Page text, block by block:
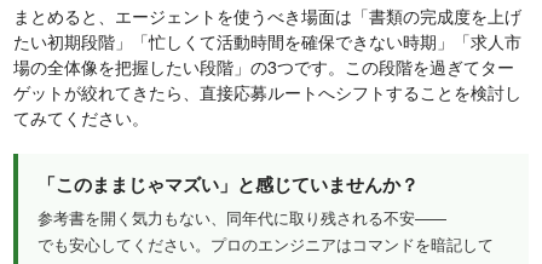
まとめると、エージェントを使うべき場面は「書類の完成度を上げ
たい初期段階」「忙しくて活動時間を確保できない時期」「求人市
場の全体像を把握したい段階」の3つです。この段階を過ぎてター
ゲットが絞れてきたら、直接応募ルートへシフトすることを検討し
てみてください。
「このままじゃマズい」と感じていませんか？
参考書を開く気力もない、同年代に取り残される不安——
でも安心してください。プロのエンジニアはコマンドを暗記して